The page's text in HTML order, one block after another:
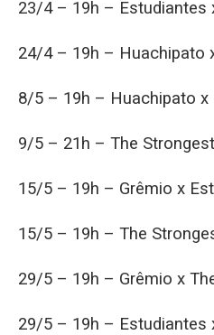
23/4 – 19h – Estudiantes
24/4 – 19h – Huachipato
8/5 – 19h – Huachipato x
9/5 – 21h – The
15/5 – 19h – Grêmio x
15/5 – 19h – The
29/5 – 19h – Grêmio x
29/5 – 19h – Estudiantes